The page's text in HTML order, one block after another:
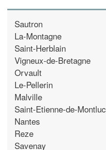
Sautron
La-Montagne
Saint-Herblain
Vigneux-de-Bretagne
Orvault
Le-Pellerin
Malville
Saint-Etienne-de-Montluc
Nantes
Reze
Savenay